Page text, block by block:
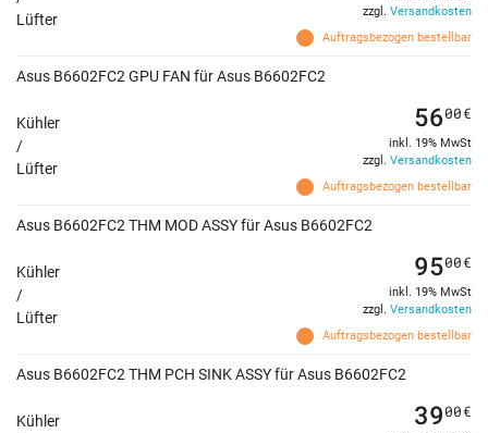
Lüfter
Auftragsbezogen bestellbar
zzgl. Versandkosten
Asus B6602FC2 GPU FAN für Asus B6602FC2
Kühler
/
Lüfter
Auftragsbezogen bestellbar
5600€
inkl. 19% MwSt
zzgl. Versandkosten
Asus B6602FC2 THM MOD ASSY für Asus B6602FC2
Kühler
/
Lüfter
Auftragsbezogen bestellbar
9500€
inkl. 19% MwSt
zzgl. Versandkosten
Asus B6602FC2 THM PCH SINK ASSY für Asus B6602FC2
Kühler
3900€